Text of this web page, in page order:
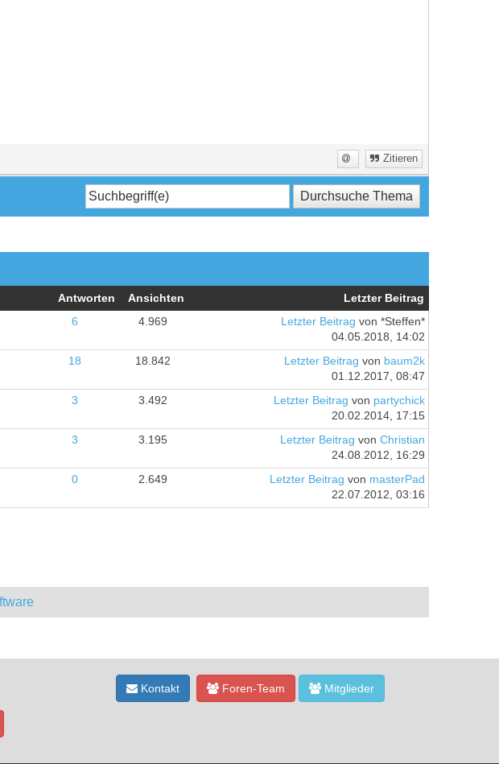
Zitieren
Antworten Ansichten Letzter Beitrag
6 4.969 Letzter Beitrag von *Steffen*
04.05.2018, 14:02
18 18.842 Letzter Beitrag von baum2k
01.12.2017, 08:47
3 3.492 Letzter Beitrag von partychick
20.02.2014, 17:15
3 3.195 Letzter Beitrag von Christian
24.08.2012, 16:29
0 2.649 Letzter Beitrag von masterPad
22.07.2012, 03:16
Kontakt Foren-Team Mitglieder